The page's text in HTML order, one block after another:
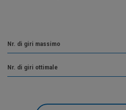
Nr. di giri massimo
Nr. di giri ottimale